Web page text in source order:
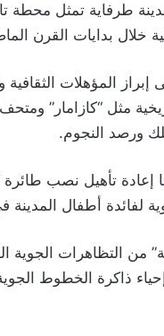
طرفاية تمثل محطة
خلال بدايات القرن
المؤهلات الثقافية
مثل “كازامار”
ورصد النجوم.
لفائدة أطفال المدينة
ذاكرة الخطوط الجوية